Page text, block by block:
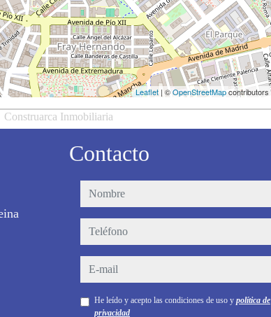
Leaflet | ©OpenStreetMapcontributors
Construarca Inmobiliaria
Contacto
nombre
teléfono
e-mail
He leído y acepto las condiciones de uso y política de
privacidad